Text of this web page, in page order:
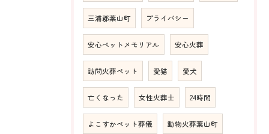
三浦郡葉山町 プライバシー
安心ペットメモリアル 安心火葬
訪問火葬ペット 愛猫 愛犬
亡くなった 女性火葬士 24時間
よこすかペット葬儀 動物火葬葉山町